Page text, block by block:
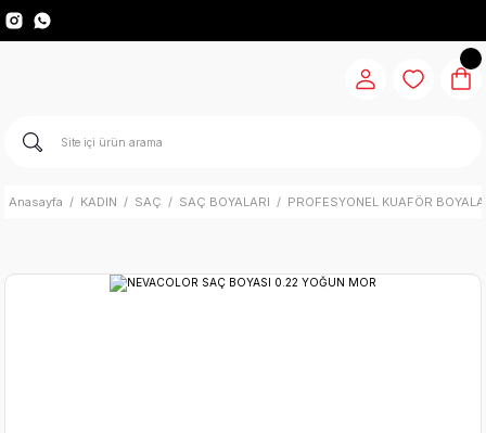
Anasayfa KADIN SAÇ SAÇ BOYALARI PROFESYONEL KUAFÖR